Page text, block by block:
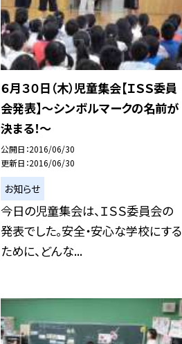
６月３０日（木）児童集会【ＩＳＳ委員
会発表】〜シンボルマークの名前が
決まる！〜
公開日 2016/06/30
更新日 2016/06/30
お知らせ
今日の児童集会は、ＩＳＳ委員会の
発表でした。安全・安心な学校にする
ために、どんな...